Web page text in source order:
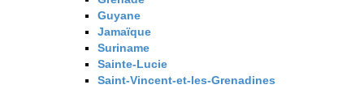
Guyane
Jamaïque
Suriname
Sainte-Lucie
Saint-Vincent-et-les-Grenadines